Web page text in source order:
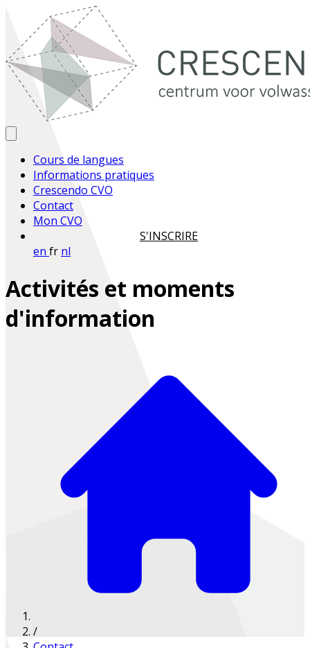
Cours de langues
Informations pratiques
Crescendo CVO
Contact
Mon CVO
S'INSCRIRE
en fr nl
Activités et moments
d'information
/